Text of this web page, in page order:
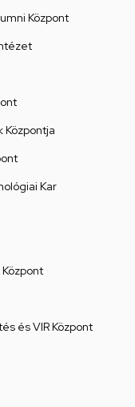
Központ
Központja
Kar
és VIR Központ